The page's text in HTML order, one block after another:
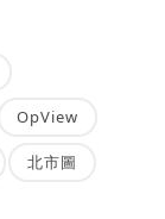
OpView
北市圖